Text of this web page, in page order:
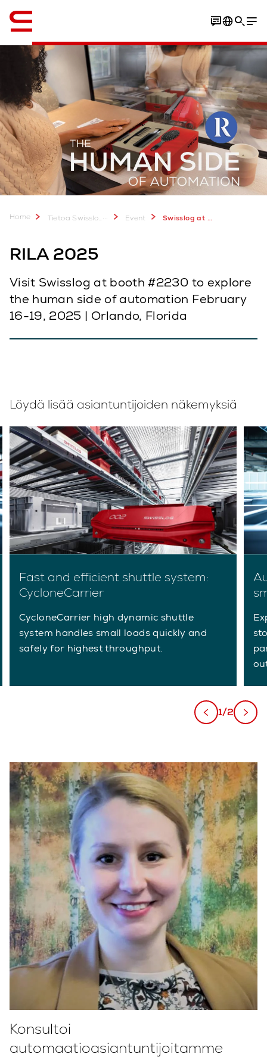
Home Tietoa Swisslogista ... Event Swisslog at RILA 2025
RILA 2025
Visit Swisslog at booth #2230 to explore
the human side of automation February
16-19, 2025 | Orlando, Florida
Löydä lisää asiantuntijoiden näkemyksiä
Fast and efficient shuttle system:
CycloneCarrier
CycloneCarrier high dynamic shuttle
system handles small loads quickly and
safely for highest throughput.
1/2
Konsultoi
automaatioasiantuntijoitamme